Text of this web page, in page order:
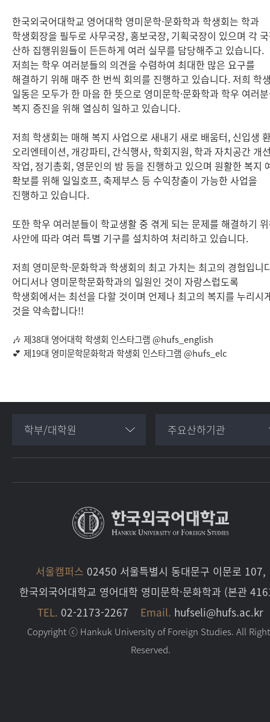
한국외국어대학교 영어대학 영미문학·문화학과 학생회는 학과
학생회장을 필두로 사무국장, 홍보국장, 기획국장이 있으며 각
산하 집행위원들이 든든하게 여러 실무를 담당해주고 있습니다.
저희는 학우 여러분들의 의견을 수렴하여 최대한 많은 요구를
해결하기 위해 매주 한 번씩 회의를 진행하고 있습니다. 저희 학
일동은 모두가 한 마음 한 뜻으로 영미문학·문화학과 학우 여러
복지 증진을 위해 열심히 일하고 있습니다.
저희 학생회는 매해 복지 사업으로 새내기 새로 배움터, 신입생
오리엔테이션, 개강파티, 간식행사, 학회지원, 학과 자치공간 개
작업, 정기총회, 영문인의 밤 등을 진행하고 있으며 원활한 복지
확보를 위해 일일호프, 축제부스 등 수익창출이 가능한 사업을
진행하고 있습니다.
또한 학우 여러분들이 학교생활 중 겪게 되는 문제를 해결하기
사안에 따라 여러 특별 기구를 설치하여 처리하고 있습니다.
저희 영미문학·문화학과 학생회의 최고 가치는 최고의 경험입니
어디서나 영미문학문화학과의 일원인 것이 자랑스럽도록
학생회에서는 최선을 다할 것이며 언제나 최고의 복지를 누리시
것을 약속합니다!!
🎶 제38대 영어대학 학생회 인스타그램 @hufs_english
💕 제19대 영미문학문화학과 학생회 인스타그램 @hufs_elc
학부/대학원 주요산하기관
서울캠퍼스 02450 서울특별시 동대문구 이문로 107,
한국외국어대학교 영어대학 영미문학·문화학과 (본관
TEL. 02-2173-2267 Email. hufseli@hufs.ac.kr
Copyright ⓒ Hankuk University of Foreign Studies. All
Reserved.